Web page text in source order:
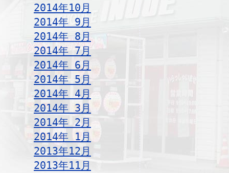
2014年10月
2014年 9月
2014年 8月
2014年 7月
2014年 6月
2014年 5月
2014年 4月
2014年 3月
2014年 2月
2014年 1月
2013年12月
2013年11月